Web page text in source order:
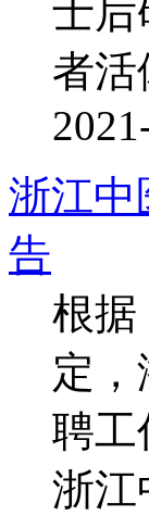
士后
者活
浙江中
告
根据
定
聘工
浙江